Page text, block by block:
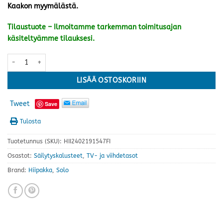
Kaakon myymälästä.
Tilaustuote – Ilmoitamme tarkemman toimitusajan
käsiteltyämme tilauksesi.
Solo tv-taso 1, valkoinen määrä
LISÄÄ OSTOSKORIIN
Tweet Save
Tulosta
Tuotetunnus (SKU): HII2402191547FI
Osastot: Säilytyskalusteet, TV- ja viihdetasot
Brand: Hiipakka, Solo